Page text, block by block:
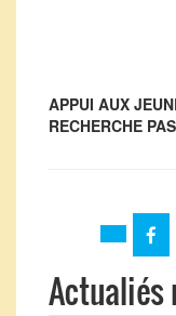
APPUI AUX
RECHERCHE
Actualiés